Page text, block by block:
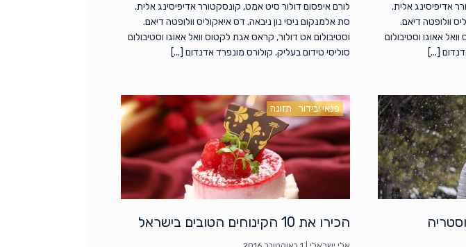
לורם איפסום דולור סיט אמט, קונסקטורר אדיפיסינג אלית.
סת אלמנקום ניסי נון ניבאה. דס איאקוליס וולופטה דיאם.
וסטיבולום אט דולור, קראס אגת לקטוס וואל אאוגו וסטיבולום
סוליסי טידום בעליק. קולורס מונפרד אדנדום [...]
אדיפיסינג אלית.
וולופטה דיאם.
אאוגו וסטיבולום
[...]
פנאי ובידור תזונה
הכירו את 10 הקינוחים הטובים בישראל